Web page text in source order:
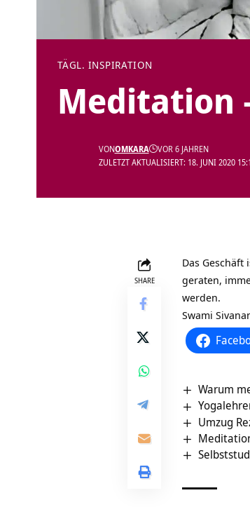
TÄGL. INSPIRATION
Meditation
ZULETZT AKTUALISIERT: 18. JUNI 2020
VONOMKARA VOR 6 JAHREN
SHARE
Das
geraten,
werden.
Swami
Warum
Umzug